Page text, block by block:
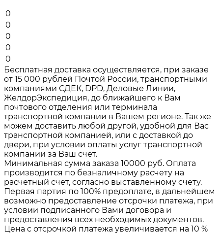
0
0
0
0
0
Бесплатная доставка осуществляется, при заказе
от 15 000 рублей Почтой России, транспортными
компаниями СДЕК, DPD, Деловые Линии,
ЖелдорЭкспедиция, до ближайшего к Вам
почтового отделения или терминала
транспортной компании в Вашем регионе. Так же
можем доставить любой другой, удобной для Вас
транспортной компанией, или с доставкой до
двери, при условии оплаты услуг транспортной
компании за Ваш счет.
Минимальная сумма заказа 10000 руб. Оплата
производится по безналичному расчету на
расчетный счет, согласно выставленному счету.
Первая партия по 100% предоплате, в дальнейшем
возможно предоставление отсрочки платежа, при
условии подписанного Вами договора и
предоставления всех необходимых документов.
Цена с отсрочкой платежа увеличивается на 10 %